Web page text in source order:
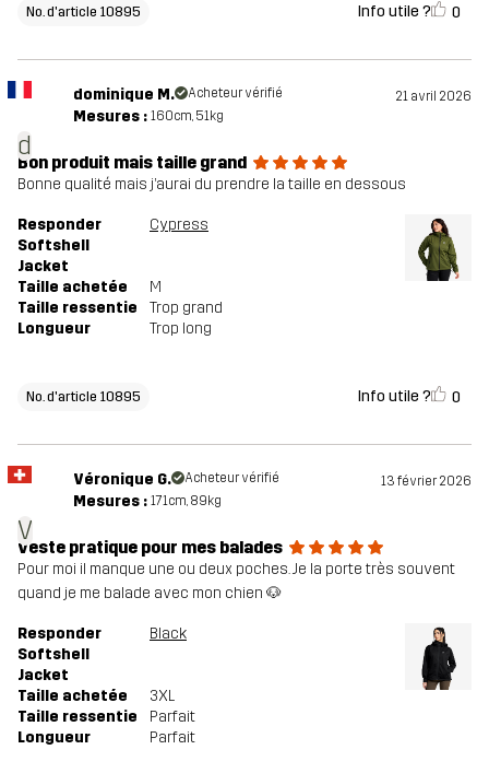
No. d'article 10895 Info utile ? 0
d
dominique M. Acheteur vérifié 21 avril 2026
Mesures : 160cm, 51kg
Bon produit mais taille grand
Bonne qualité mais j’aurai du prendre la taille en dessous
Responder
Softshell
Jacket
Cypress
Taille achetée
M
Taille ressentie
Trop grand
Longueur
Trop long
No. d'article 10895 Info utile ? 0
V
Véronique G. Acheteur vérifié 13 février 2026
Mesures : 171cm, 89kg
veste pratique pour mes balades
Pour moi il manque une ou deux poches. Je la porte très souvent
quand je me balade avec mon chien 🐶
Responder
Softshell
Jacket
Black
Taille achetée
3XL
Taille ressentie
Parfait
Longueur
Parfait